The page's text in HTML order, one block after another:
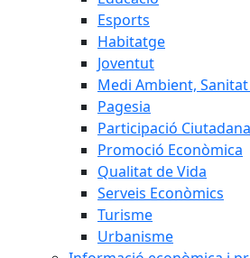
Esports
Habitatge
Joventut
Medi Ambient,
Pagesia
Participació Ciutadana
Promoció Econòmica
Qualitat de Vida
Serveis Econòmics
Turisme
Urbanisme